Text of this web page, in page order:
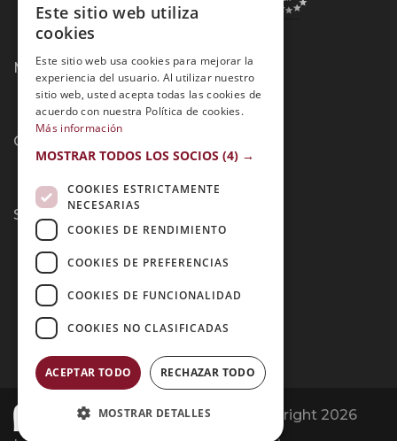
Métodos de Pago:
Contacto:
Síguenos:
Opiniones Grupo Esneca | Copyright 2026
Este sitio web utiliza
cookies
Este sitio web usa cookies para mejorar la
experiencia del usuario. Al utilizar nuestro
sitio web, usted acepta todas las cookies de
acuerdo con nuestra Política de cookies.
Más información
MOSTRAR TODOS LOS SOCIOS (4) →
COOKIES ESTRICTAMENTE
NECESARIAS
COOKIES DE RENDIMIENTO
COOKIES DE PREFERENCIAS
COOKIES DE FUNCIONALIDAD
COOKIES NO CLASIFICADAS
ACEPTAR TODO RECHAZAR TODO
MOSTRAR DETALLES